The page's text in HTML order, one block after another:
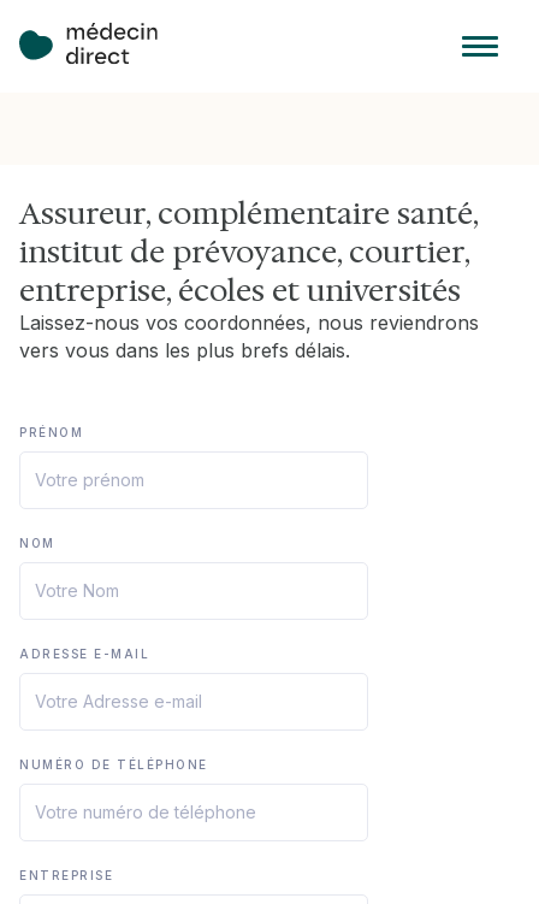
Assureur, complémentaire santé,
institut de prévoyance, courtier,
entreprise, écoles et universités
Laissez-nous vos coordonnées, nous reviendrons
vers vous dans les plus brefs délais.
PRÉNOM
NOM
ADRESSE E-MAIL
NUMÉRO DE TÉLÉPHONE
ENTREPRISE